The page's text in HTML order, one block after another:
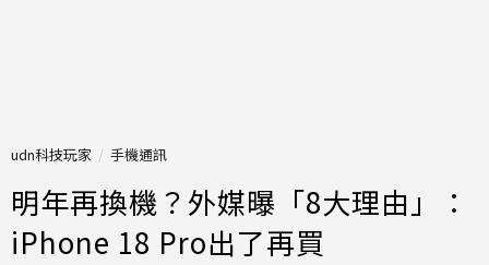
udn科技玩家 手機通訊
明年再換機？外媒曝「8大理由」：
iPhone 18 Pro出了再買